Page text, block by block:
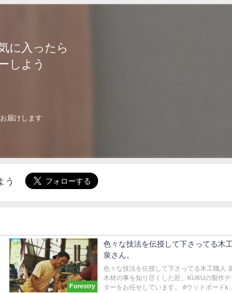
に入ったら
しよう
届けします
う
Forestry
色々な技法を伝授して下さってる木
泉さん。
色々な技法を伝授して下さってる木工職人
木材の事を知り尽くした匠。KUKUの製作
ターをお任せしています。 #ウッドボード